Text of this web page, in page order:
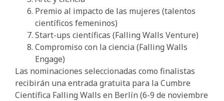
Premio al impacto de las mujeres (talentos
científicos femeninos)
Start-ups científicas (Falling Walls Venture)
Compromiso con la ciencia (Falling Walls
Engage)
Las nominaciones seleccionadas como finalistas
recibirán una entrada gratuita para la Cumbre
Científica Falling Walls en Berlín (6-9 de noviembre